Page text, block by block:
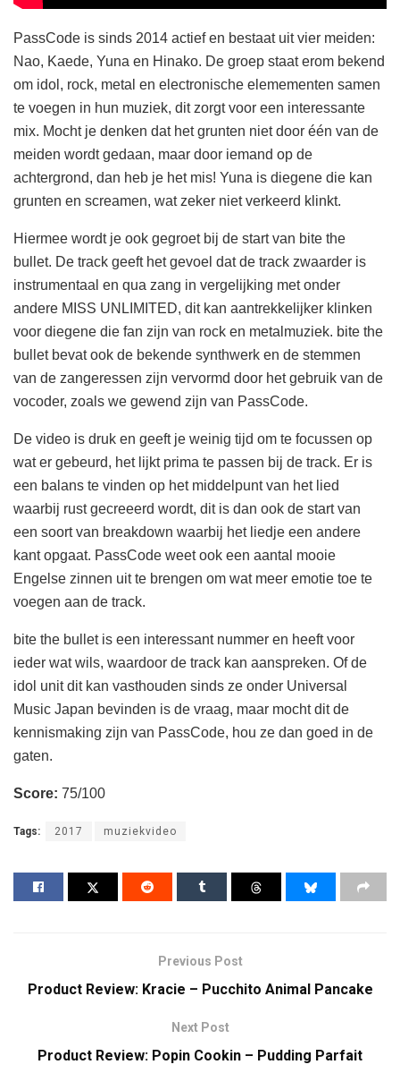
PassCode is sinds 2014 actief en bestaat uit vier meiden:
Nao, Kaede, Yuna en Hinako. De groep staat erom bekend
om idol, rock, metal en electronische elemementen samen
te voegen in hun muziek, dit zorgt voor een interessante
mix. Mocht je denken dat het grunten niet door één van de
meiden wordt gedaan, maar door iemand op de
achtergrond, dan heb je het mis! Yuna is diegene die kan
grunten en screamen, wat zeker niet verkeerd klinkt.
Hiermee wordt je ook gegroet bij de start van bite the
bullet. De track geeft het gevoel dat de track zwaarder is
instrumentaal en qua zang in vergelijking met onder
andere MISS UNLIMITED, dit kan aantrekkelijker klinken
voor diegene die fan zijn van rock en metalmuziek. bite the
bullet bevat ook de bekende synthwerk en de stemmen
van de zangeressen zijn vervormd door het gebruik van de
vocoder, zoals we gewend zijn van PassCode.
De video is druk en geeft je weinig tijd om te focussen op
wat er gebeurd, het lijkt prima te passen bij de track. Er is
een balans te vinden op het middelpunt van het lied
waarbij rust gecreeerd wordt, dit is dan ook de start van
een soort van breakdown waarbij het liedje een andere
kant opgaat. PassCode weet ook een aantal mooie
Engelse zinnen uit te brengen om wat meer emotie toe te
voegen aan de track.
bite the bullet is een interessant nummer en heeft voor
ieder wat wils, waardoor de track kan aanspreken. Of de
idol unit dit kan vasthouden sinds ze onder Universal
Music Japan bevinden is de vraag, maar mocht dit de
kennismaking zijn van PassCode, hou ze dan goed in de
gaten.
Score: 75/100
Tags: 2017 muziekvideo
Previous Post
Product Review: Kracie – Pucchito Animal Pancake
Next Post
Product Review: Popin Cookin – Pudding Parfait